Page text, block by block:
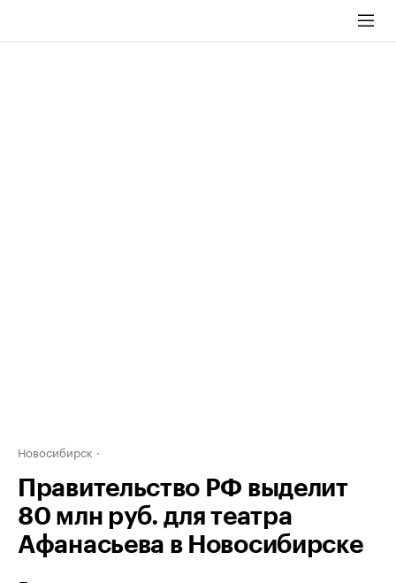
Новосибирск
Правительство РФ выделит
80 млн руб. для театра
Афанасьева в Новосибирске